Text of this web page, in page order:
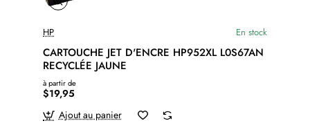
HP En stock
CARTOUCHE JET D'ENCRE HP952XL L0S67AN
RECYCLÉE JAUNE
à partir de
$19,95
Ajout au panier